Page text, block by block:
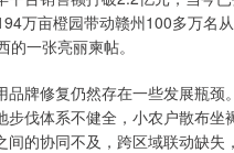
万亩橙园带动赣州100多万名
一张亮丽柬帖。
品牌修复仍然存在一些发展瓶
伐体系不健全，小农户散布
的协同不及，跨区域联动缺